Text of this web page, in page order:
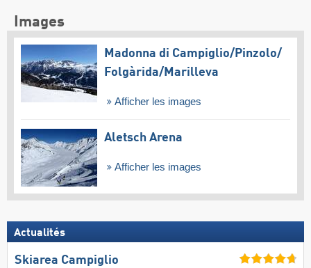
Images
Madonna di Campiglio/​Pinzolo/​
Folgàrida/​Marilleva
Afficher les images
Aletsch Arena
Afficher les images
Actualités
Skiarea Campiglio